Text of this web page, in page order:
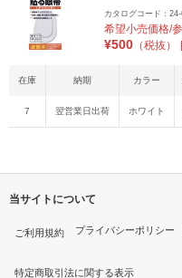
カタログコード：
希望小売価格/
¥500 （税抜）
在庫 納期 カラー
7 翌営業日出荷 ホワイト
当サイトについて
ご利用規約 プライバシーポリシー
特定商取引法に関する表示